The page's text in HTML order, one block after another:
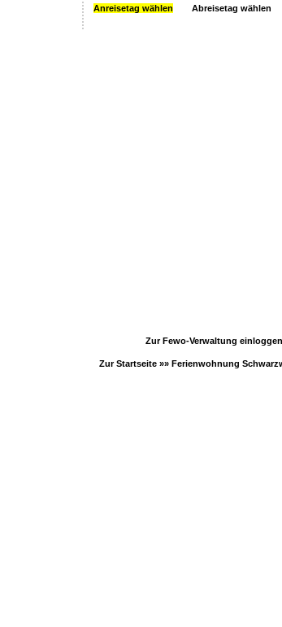
Anreisetag wählen Abreisetag wählen
Zur Fewo-Verwaltung einloggen
Zur Startseite »» Ferienwohnung